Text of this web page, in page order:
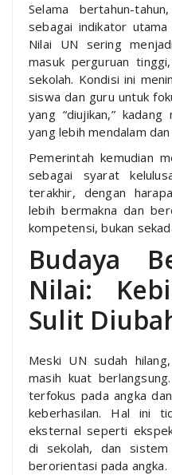
Selama bertahun-
sebagai indikator
Nilai UN sering
masuk perguruan
sekolah. Kondisi ini
siswa dan guru untuk
yang “diujikan,” kadang
yang lebih mendalam
Pemerintah kemudian
sebagai syarat
terakhir, dengan
lebih bermakna dan
kompetensi, bukan
Budaya
Nilai:
Sulit
Meski UN sudah
masih kuat
terfokus pada angka
keberhasilan. Hal ini
eksternal seperti
di sekolah, dan
berorientasi pada angka.